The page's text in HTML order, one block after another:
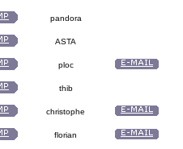
pandora
ASTA
ploc
thib
christophe
florian